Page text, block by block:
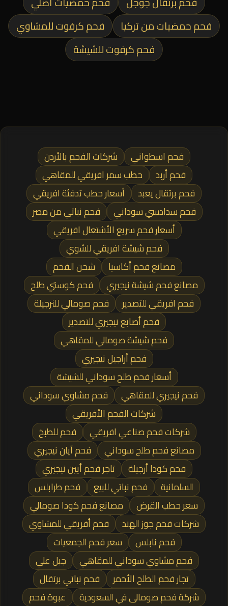
فحم حمضيات من تركيا
فحم كرفوت للمشاوي
فحم كرفوت للشيشة
فحم اسطواني
شركات الفحم بالأردن
فحم أربد
حطب سمر افريقي للمقاهي
فحم برتقال يعبد
أسعار حطب تدفئة افريقي
فحم سدادسي سوداني
فحم نباتي من مصر
أسعار فحم سريع الأشتعال افريقي
فحم شيشة افريقي للشوي
مصانع فحم أكاسيا
شحن الفحم
مصانع فحم شيشة نيجيري
فحم كوستي طلح
فحم افريقي للتصدير
فحم صومالي للنرجيلة
فحم أصابع نيجيري للتصدير
فحم شيشة صومالي للمقاهي
فحم أراجيل نيجيري
أسعار فحم طلح سوداني للشيشة
فحم نيجيري للمقاهي
فحم مشاوي سوداني
شركات الفحم الأفريقي
شركات فحم صناعي افريقي
فحم للطبخ
مصانع فحم طلح سوداني
فحم آيان نيجيري
فحم كودا أرجيلة
تاجر فحم أيين نيجيري
السلمانية
فحم نباتي للبيع
فحم طرابلس
سعر حطب القرض
مصانع فحم كودا صومالي
شركات فحم جوز الهند
فحم أفريقي للمشاوي
فحم نابلس
سعر فحم الجمعيات
فحم مشاوي سوداني للمقاهي
جبل علي
تجار فحم الطلح الأحمر
فحم نباتي برتقال
شركة فحم صومالى في السعودية
عبوة فحم